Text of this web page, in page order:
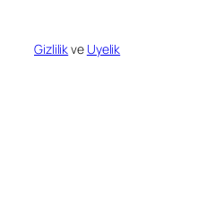
Gizlilikve Uyelik